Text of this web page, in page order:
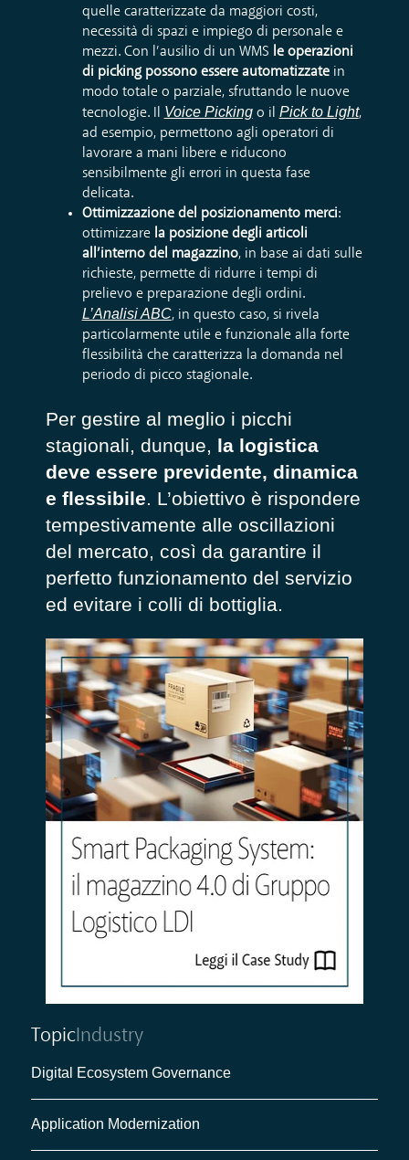
quelle caratterizzate da maggiori costi,
necessità di spazi e impiego di personale e
mezzi. Con l’ausilio di un WMS le operazioni
di picking possono essere automatizzatein
modo totale o parziale, sfruttando le nuove
tecnologie. Il Voice Pickingo il Pick to Light,
ad esempio, permettono agli operatori di
lavorare a mani libere e riducono
sensibilmente gli errori in questa fase
delicata.
Ottimizzazione del posizionamento merci:
ottimizzare la posizione degli articoli
all’interno del magazzino, in base ai dati sulle
richieste, permette di ridurre i tempi di
prelievo e preparazione degli ordini.
L’Analisi ABC, in questo caso, si rivela
particolarmente utile e funzionale alla forte
flessibilità che caratterizza la domanda nel
periodo di picco stagionale.
Per gestire al meglio i picchi
stagionali, dunque, la logistica
deve essere previdente, dinamica
e flessibile. L’obiettivo è rispondere
tempestivamente alle oscillazioni
del mercato, così da garantire il
perfetto funzionamento del servizio
ed evitare i colli di bottiglia.
TopicIndustry
Digital Ecosystem Governance
Application Modernization